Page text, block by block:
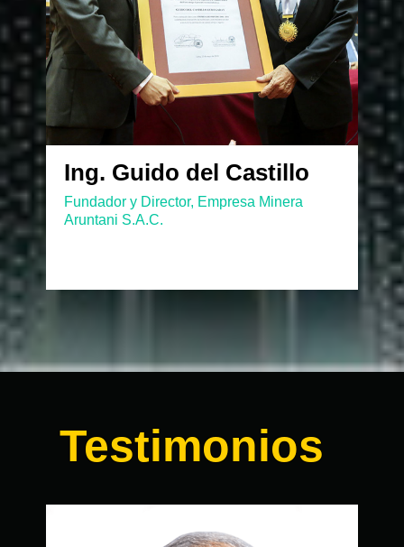
Ing. Guido del Castillo
Fundador y Director, Empresa Minera
Aruntani S.A.C.
Testimonios